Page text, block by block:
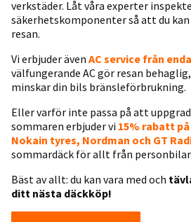
verkstäder. Låt våra experter
säkerhetskomponenter så att du
resan.
Vi erbjuder även AC service från
välfungerande AC gör resan
minskar din bils bränsleförbrukning.
Eller varför inte passa på att
sommaren erbjuder vi 15% rabatt
Nokain tyres, Nordman och GT
sommardäck för allt från
Bäst av allt: du kan vara med och
ditt nästa däckköp!